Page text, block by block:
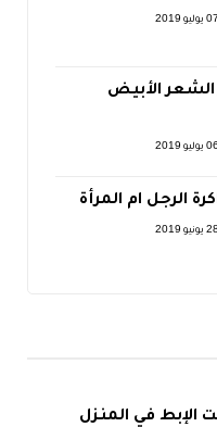
07 يوليو 2019
الأبيض
06 يوليو 2019
الرجل ام المرأة
28 يونيو 2019
الإبط في المنزل